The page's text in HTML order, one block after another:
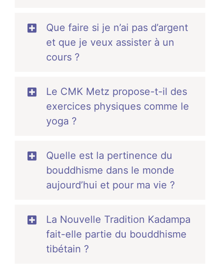
Que faire si je n’ai pas d’argent
et que je veux assister à un
cours ?
Le CMK Metz propose-t-il des
exercices physiques comme le
yoga ?
Quelle est la pertinence du
bouddhisme dans le monde
aujourd’hui et pour ma vie ?
La Nouvelle Tradition Kadampa
fait-elle partie du bouddhisme
tibétain ?